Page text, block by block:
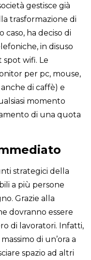
gestisce già
trasformazione di
caso, ha deciso di
in disuso
spot wifi. Le
per pc, mouse,
di caffè) e
momento
di una quota
strategici della
a più persone
Grazie alla
dovranno essere
di lavoratori. Infatti,
di un’ora a
spazio ad altri